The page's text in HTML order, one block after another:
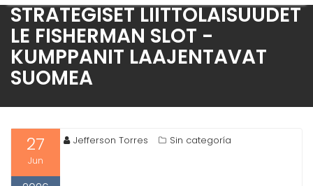
STRATEGISET LIITTOLAISUUDET
LE FISHERMAN SLOT -
KUMPPANIT LAAJENTAVAT
SUOMEA
27
Jun
Jefferson Torres Sin categoría